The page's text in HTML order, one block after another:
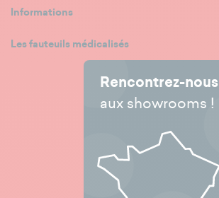
Informations
Les fauteuils médicalisés
Rencontrez-nous
aux showrooms !